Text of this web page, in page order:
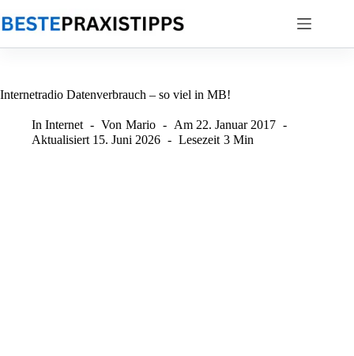
Inhalt
springen
Internetradio Datenverbrauch – so viel in MB!
In Internet Von Mario Am 22. Januar 2017
Aktualisiert 15. Juni 2026 Lesezeit 3 Min